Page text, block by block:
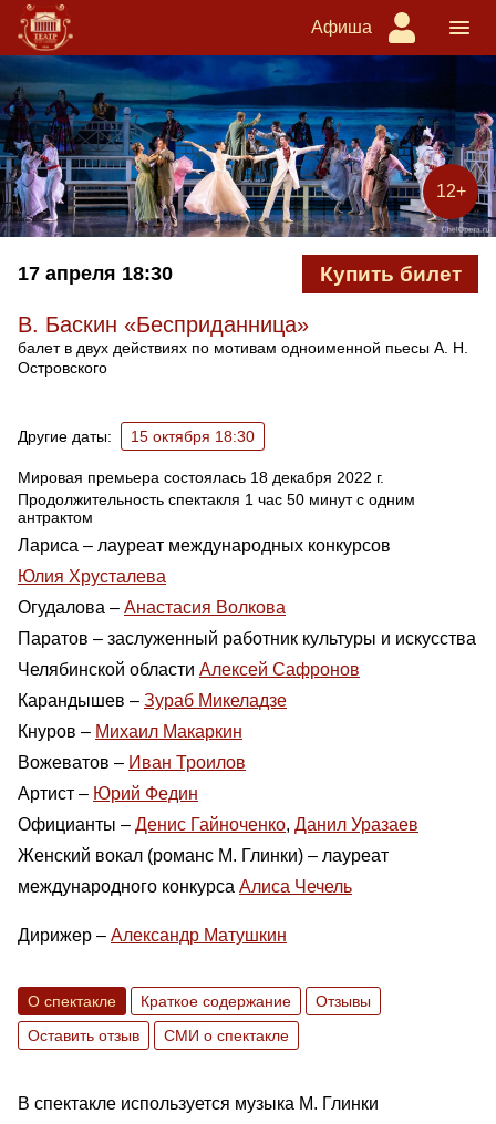
Афиша
12+
17 апреля 18:30 Купить билет
В. Баскин «Бесприданница»
балет в двух действиях по мотивам одноименной пьесы А. Н.
Островского
Другие даты: 15 октября 18:30
Мировая премьера состоялась 18 декабря 2022 г.
Продолжительность спектакля 1 час 50 минут с одним
антрактом
Лариса – лауреат международных конкурсов
Юлия Хрусталева
Огудалова – Анастасия Волкова
Паратов – заслуженный работник культуры и искусства
Челябинской области Алексей Сафронов
Карандышев – Зураб Микеладзе
Кнуров – Михаил Макаркин
Вожеватов – Иван Троилов
Артист – Юрий Федин
Официанты – Денис Гайноченко, Данил Уразаев
Женский вокал (романс М. Глинки) – лауреат
международного конкурса Алиса Чечель
Дирижер – Александр Матушкин
О спектакле Краткое содержание
Отзывы
Оставить отзыв
СМИ о спектакле
В спектакле используется музыка М. Глинки